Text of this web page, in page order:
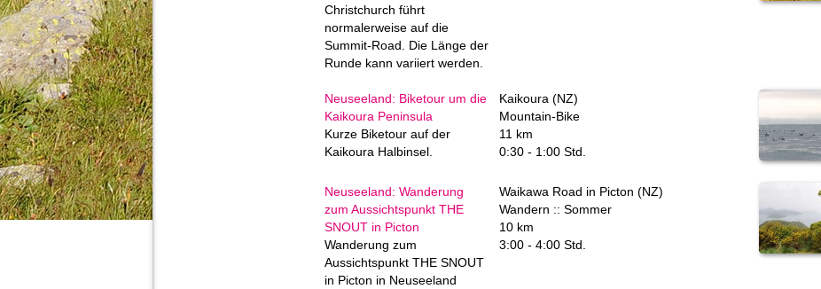
Christchurch führt
normalerweise auf die
Summit-Road. Die Länge der
Runde kann variiert werden.
Neuseeland: Biketour um die
Kaikoura Peninsula
Kurze Biketour auf der
Kaikoura Halbinsel.
Kaikoura (NZ)
Mountain-Bike
11 km
0:30 - 1:00 Std.
Neuseeland: Wanderung
zum Aussichtspunkt THE
SNOUT in Picton
Wanderung zum
Aussichtspunkt THE SNOUT
in Picton in Neuseeland
Waikawa Road in Picton (NZ)
Wandern :: Sommer
10 km
3:00 - 4:00 Std.